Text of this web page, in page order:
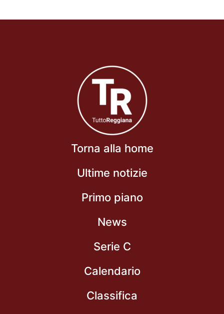
Torna alla home
Ultime notizie
Primo piano
News
Serie C
Calendario
Classifica